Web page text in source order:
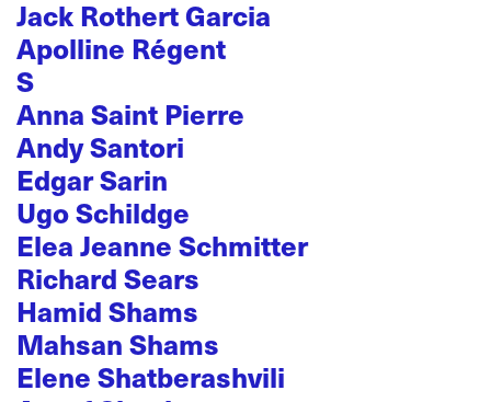
Jack Rothert Garcia
Apolline Régent
S
Anna Saint Pierre
Andy Santori
Edgar Sarin
Ugo Schildge
Elea Jeanne Schmitter
Richard Sears
Hamid Shams
Mahsan Shams
Elene Shatberashvili